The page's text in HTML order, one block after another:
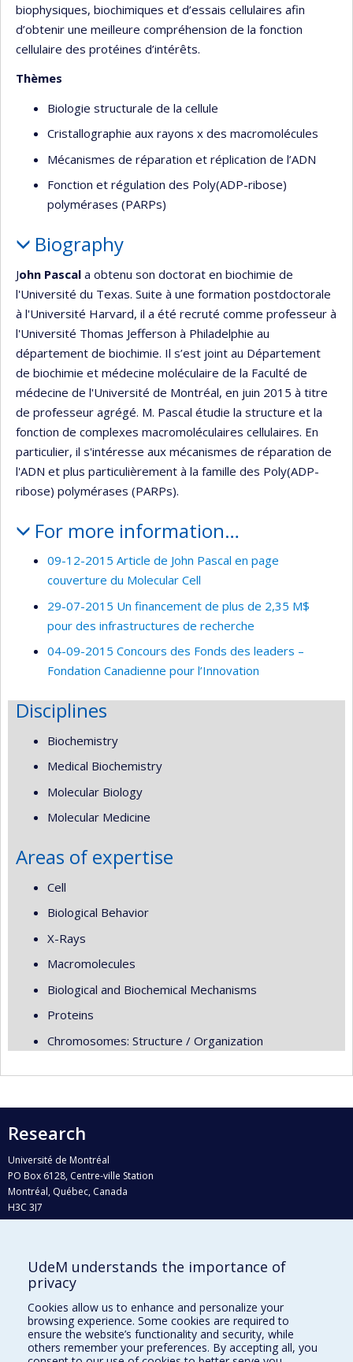
biophysiques, biochimiques et d’essais cellulaires afin
d’obtenir une meilleure compréhension de la fonction
cellulaire des protéines d’intérêts.
Thèmes
Biologie structurale de la cellule
Cristallographie aux rayons x des macromolécules
Mécanismes de réparation et réplication de l’ADN
Fonction et régulation des Poly(ADP-ribose)
polymérases (PARPs)
Biography
John Pascal a obtenu son doctorat en biochimie de
l'Université du Texas. Suite à une formation postdoctorale
à l'Université Harvard, il a été recruté comme professeur à
l'Université Thomas Jefferson à Philadelphie au
département de biochimie. Il s’est joint au Département
de biochimie et médecine moléculaire de la Faculté de
médecine de l'Université de Montréal, en juin 2015 à titre
de professeur agrégé. M. Pascal étudie la structure et la
fonction de complexes macromoléculaires cellulaires. En
particulier, il s'intéresse aux mécanismes de réparation de
l'ADN et plus particulièrement à la famille des Poly(ADP-
ribose) polymérases (PARPs).
For more information…
09-12-2015 Article de John Pascal en page
couverture du Molecular Cell
29-07-2015 Un financement de plus de 2,35 M$
pour des infrastructures de recherche
04-09-2015 Concours des Fonds des leaders –
Fondation Canadienne pour l’Innovation
Disciplines
Biochemistry
Medical Biochemistry
Molecular Biology
Molecular Medicine
Areas of expertise
Cell
Biological Behavior
X-Rays
Macromolecules
Biological and Biochemical Mechanisms
Proteins
Chromosomes: Structure / Organization
Research
Université de Montréal
PO Box 6128, Centre-ville Station
Montréal, Québec, Canada
H3C 3J7
Who does what?
Find us
Site map
Accessibility
UdeM understands the importance of
privacy
Cookies allow us to enhance and personalize your
browsing experience. Some cookies are required to
ensure the website’s functionality and security, while
others remember your preferences. By accepting all, you